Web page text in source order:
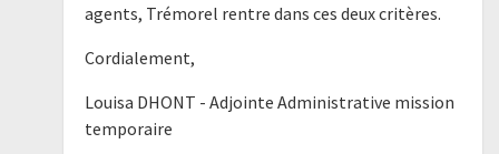
agents, Trémorel rentre dans ces deux critères.
Cordialement,
Louisa DHONT - Adjointe Administrative mission
temporaire